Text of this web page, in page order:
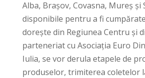
Alba, Brașov, Covasna, Mureș și
disponibile pentru a fi
dorește din Regiunea Centru și
parteneriat cu Asociația Euro
Iulia, se vor derula etapele de
produselor, trimiterea coletelor